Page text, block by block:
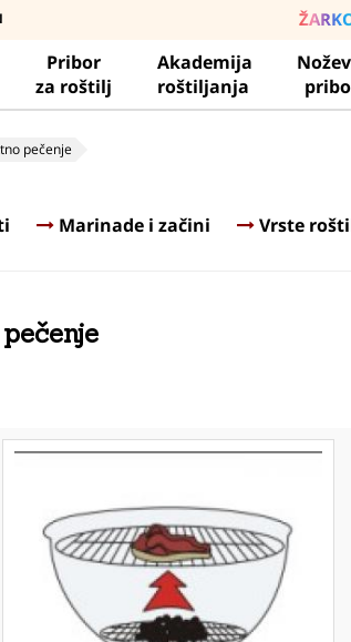
Pribor
za roštilj
Akademija
roštiljanja
pečenje
Marinade i začini Vrste